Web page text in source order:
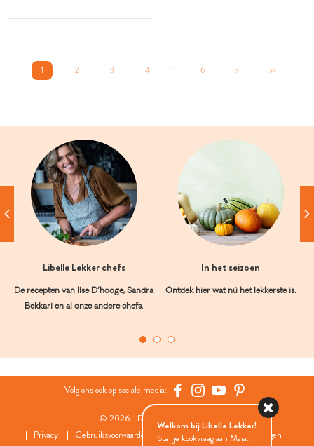
1 2 3 4 ... 6 > >>
Libelle Lekker chefs
De recepten van Ilse D’hooge, Sandra
Bekkari en al onze andere chefs.
In het seizoen
Ontdek hier wat nú het lekkerste is.
Volg ons ook op sociale media:
© 2026 - Roularta Media Group
Privacy
Gebruiksvoorwaarden Cookies Cookies instellingen
Welkom bij Libelle Lekker!
Stel je kookvraag aan Maia...